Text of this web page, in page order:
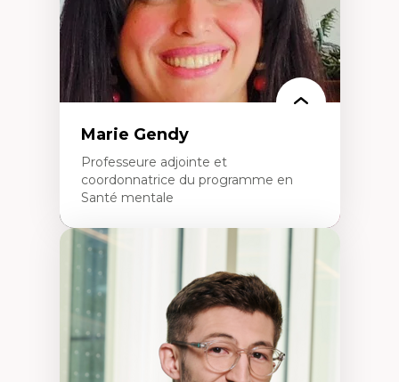
Marie Gendy
Professeure adjointe et
coordonnatrice du programme en
Santé mentale
Expertises
Neuropsychiatrie et neurosciences
Direction d'essais cliniques
Analyse des politiques et pratiques en santé
mentale
Développement de protocoles d'essais
cliniques
Collaboration interfonctionnelle